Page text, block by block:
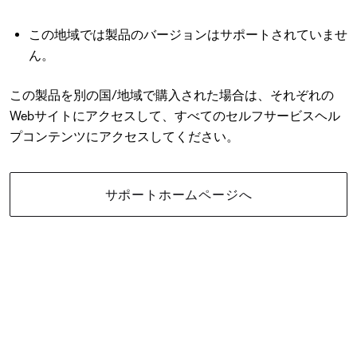
この地域では製品のバージョンはサポートされていませ
ん。
この製品を別の国/地域で購入された場合は、それぞれの
Webサイトにアクセスして、すべてのセルフサービスヘル
プコンテンツにアクセスしてください。
サポートホームページへ